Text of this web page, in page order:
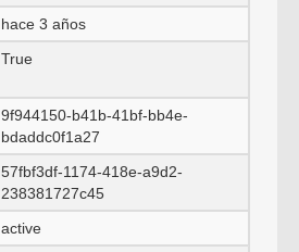
hace 3 años
True
9f944150-b41b-41bf-bb4e-
bdaddc0f1a27
57fbf3df-1174-418e-a9d2-
238381727c45
active